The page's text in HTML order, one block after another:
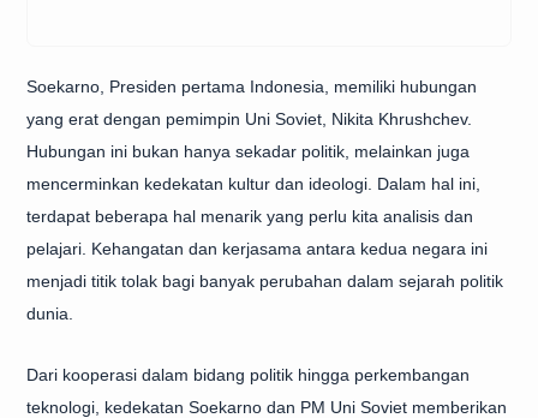
Soekarno, Presiden pertama Indonesia, memiliki hubungan
yang erat dengan pemimpin Uni Soviet, Nikita Khrushchev.
Hubungan ini bukan hanya sekadar politik, melainkan juga
mencerminkan kedekatan kultur dan ideologi. Dalam hal ini,
terdapat beberapa hal menarik yang perlu kita analisis dan
pelajari. Kehangatan dan kerjasama antara kedua negara ini
menjadi titik tolak bagi banyak perubahan dalam sejarah politik
dunia.
Dari kooperasi dalam bidang politik hingga perkembangan
teknologi, kedekatan Soekarno dan PM Uni Soviet memberikan